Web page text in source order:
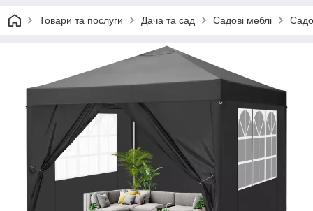
Товари та послуги Дача та сад Садові меблі